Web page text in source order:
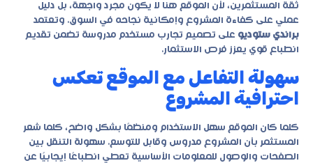
ثقة المستثمرين، لأن الموقع هنا لا يكون مجرد واجهة، بل دليل
عملي على كفاءة المشروع وإمكانية نجاحه في السوق. وتعتمد
براندي ستوديو على تصميم تجارب مستخدم مدروسة تضمن تقديم
انطباع قوي يعزز فرص الاستثمار.
سهولة التفاعل مع الموقع تعكس
احترافية المشروع
كلما كان الموقع سهل الاستخدام ومنظمًا بشكل واضح، كلما شعر
المستثمر بأن المشروع مدروس وقابل للتوسع. سهولة التنقل بين
الصفحات والوصول للمعلومات الأساسية تعطي انطباعًا إيجابيًا عن